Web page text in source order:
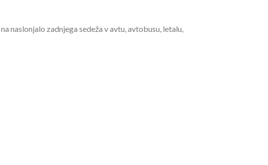
naslonjalo zadnjega sedeža v avtu, avtobusu, letalu,